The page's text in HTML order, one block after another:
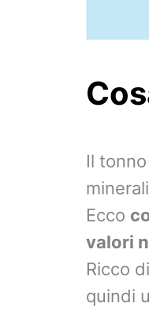
Il
minerali
Ecco
valori
Ricco di
quindi